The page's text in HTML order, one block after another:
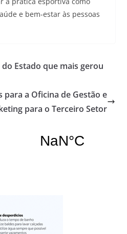
e bem-estar às pessoas
Estado que mais gerou
para a Oficina de Gestão e
para o Terceiro Setor